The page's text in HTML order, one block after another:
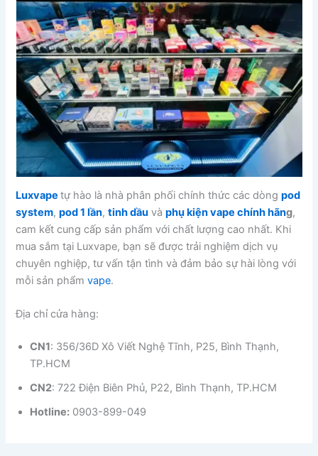
Luxvapetự hào là nhà phân phối chính thức các dòngpod
system,pod 1 lần,tinh dầu vàphụ kiện vape chính hãng,
cam kết cung cấp sản phẩm với chất lượng cao nhất. Khi
mua sắm tại Luxvape, bạn sẽ được trải nghiệm dịch vụ
chuyên nghiệp, tư vấn tận tình và đảm bảo sự hài lòng với
mỗi sản phẩmvape.
Địa chỉ cửa hàng:
CN1: 356/36D Xô Viết Nghệ Tĩnh, P25, Bình Thạnh,
TP.HCM
CN2: 722 Điện Biên Phủ, P22, Bình Thạnh, TP.HCM
Hotline: 0903-899-049